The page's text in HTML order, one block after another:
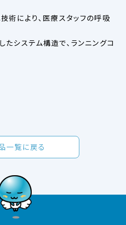
術により、医療スタッフの呼吸
システム構造で、ランニングコ
一覧に戻る